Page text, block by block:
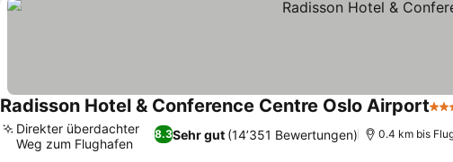
Radisson Hotel & Conference Centre Oslo Airport4
8.3Sehr gut (14’351 Bewertungen)
Direkter überdachter
Weg zum Flughafen
0.4 km bis